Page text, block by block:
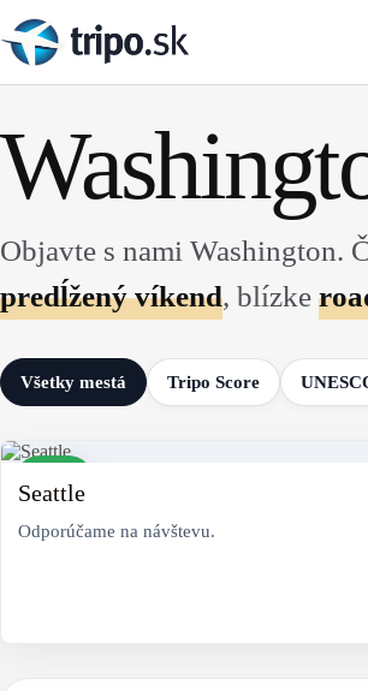
content
Objavte s nami Washington.
predĺžený víkend, blízke
Všetky mestá Tripo Score
Seattle
Odporúčame na návštevu.